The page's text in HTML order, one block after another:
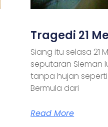
Tragedi 21
Siang itu selasa 21
seputaran Sleman
tanpa hujan
Bermula dari
Read More